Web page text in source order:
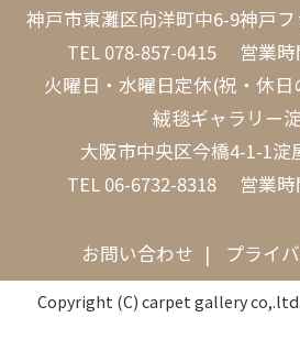
神戸市東灘区向洋町中6-9神戸
TEL 078-857-0415 営業時
火曜日・水曜日定休(祝・休
絨毯ギャラリー
大阪市中央区今橋4-1-1淀
TEL 06-6732-8318 営業時
お問い合わせ プライ
Copyright (C) carpet gallery